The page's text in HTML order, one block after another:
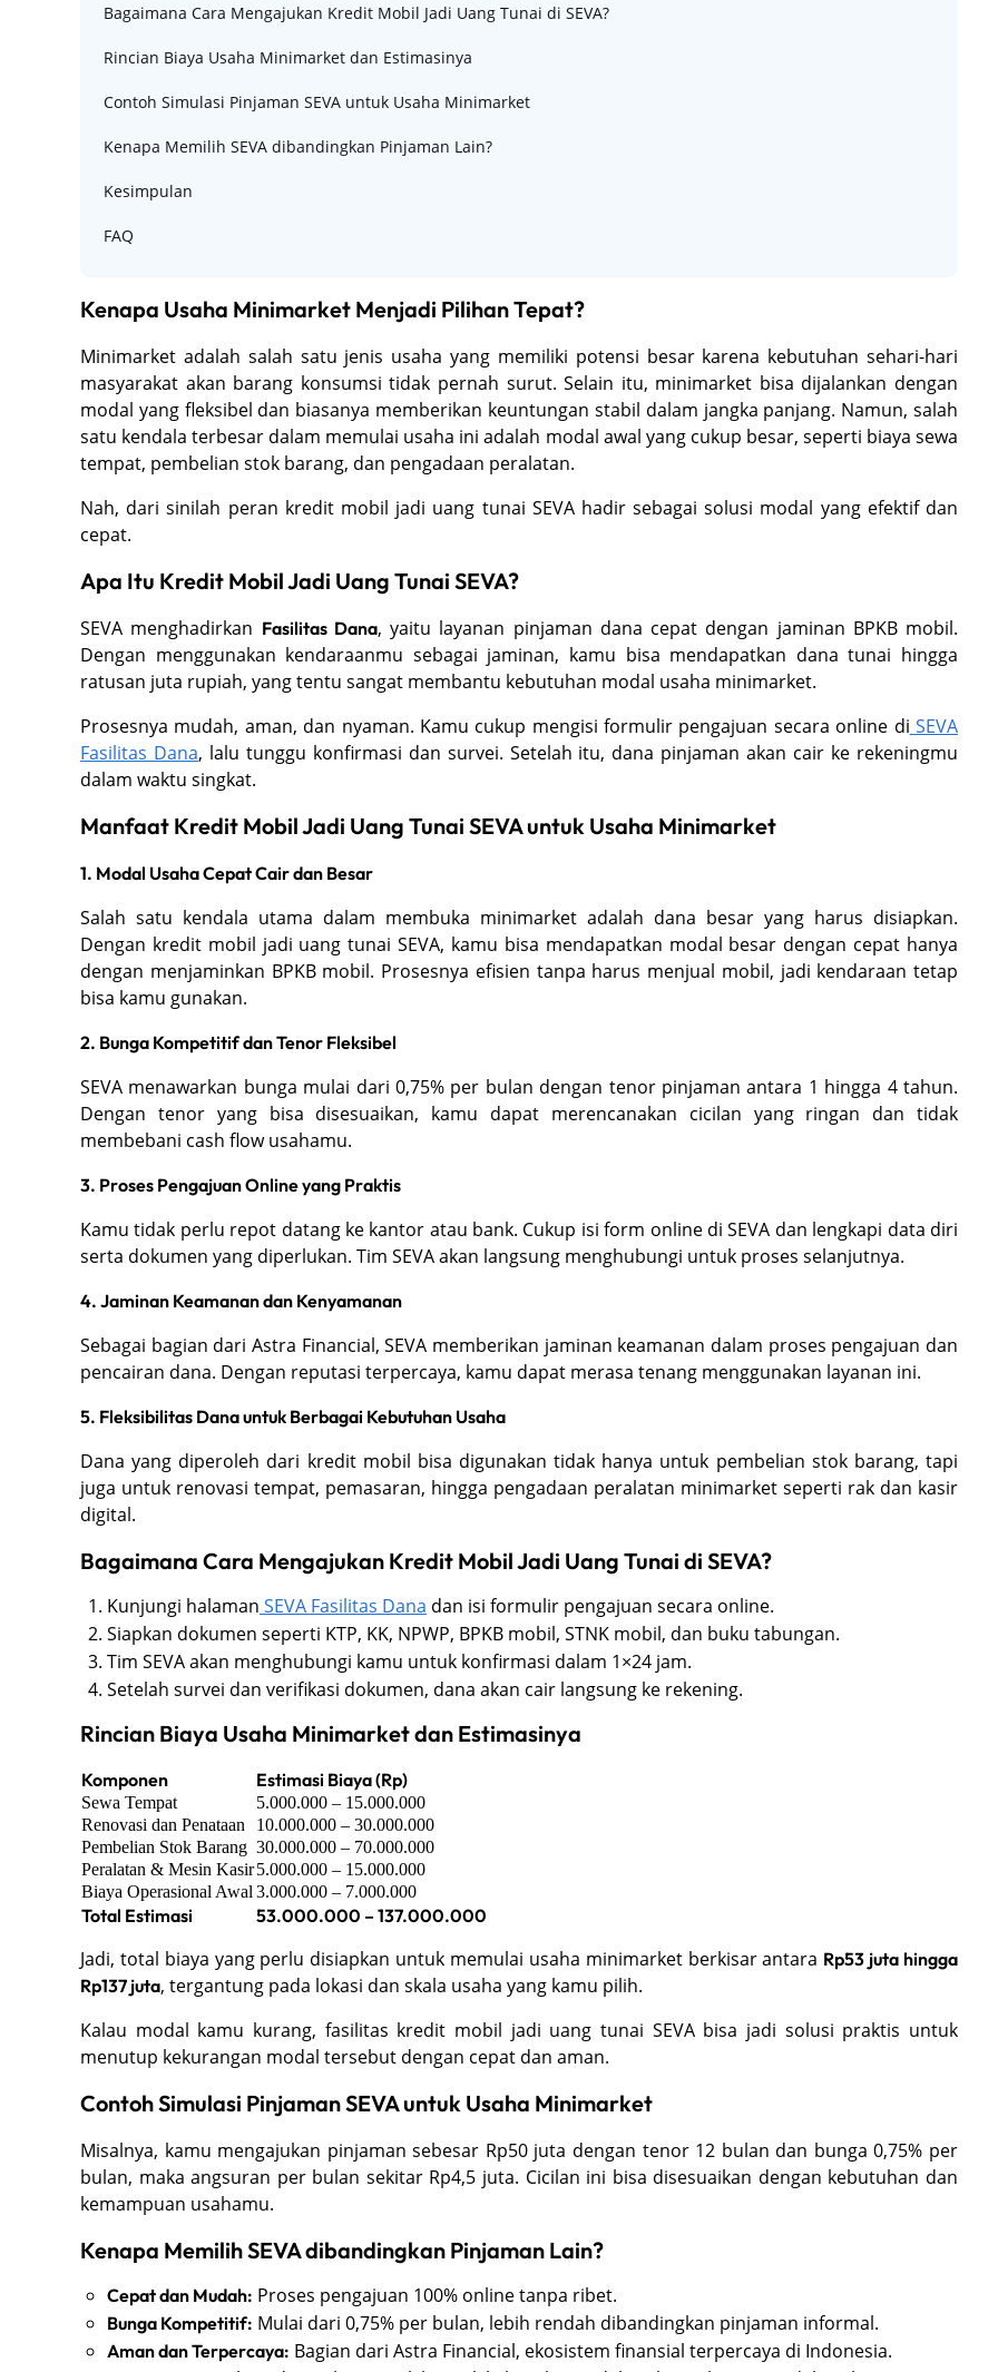
Bagaimana Cara Mengajukan Kredit Mobil Jadi Uang Tunai di SEVA?
Rincian Biaya Usaha Minimarket dan Estimasinya
Contoh Simulasi Pinjaman SEVA untuk Usaha Minimarket
Kenapa Memilih SEVA dibandingkan Pinjaman Lain?
Kesimpulan
FAQ
Kenapa Usaha Minimarket Menjadi Pilihan Tepat?
Minimarket adalah salah satu jenis usaha yang memiliki potensi besar karena kebutuhan sehari-hari
masyarakat akan barang konsumsi tidak pernah surut. Selain itu, minimarket bisa dijalankan dengan
modal yang fleksibel dan biasanya memberikan keuntungan stabil dalam jangka panjang. Namun, salah
satu kendala terbesar dalam memulai usaha ini adalah modal awal yang cukup besar, seperti biaya sewa
tempat, pembelian stok barang, dan pengadaan peralatan.
Nah, dari sinilah peran kredit mobil jadi uang tunai SEVA hadir sebagai solusi modal yang efektif dan
cepat.
Apa Itu Kredit Mobil Jadi Uang Tunai SEVA?
SEVA menghadirkan Fasilitas Dana, yaitu layanan pinjaman dana cepat dengan jaminan BPKB mobil.
Dengan menggunakan kendaraanmu sebagai jaminan, kamu bisa mendapatkan dana tunai hingga
ratusan juta rupiah, yang tentu sangat membantu kebutuhan modal usaha minimarket.
Prosesnya mudah, aman, dan nyaman. Kamu cukup mengisi formulir pengajuan secara online di SEVA
Fasilitas Dana, lalu tunggu konfirmasi dan survei. Setelah itu, dana pinjaman akan cair ke rekeningmu
dalam waktu singkat.
Manfaat Kredit Mobil Jadi Uang Tunai SEVA untuk Usaha Minimarket
1. Modal Usaha Cepat Cair dan Besar
Salah satu kendala utama dalam membuka minimarket adalah dana besar yang harus disiapkan.
Dengan kredit mobil jadi uang tunai SEVA, kamu bisa mendapatkan modal besar dengan cepat hanya
dengan menjaminkan BPKB mobil. Prosesnya efisien tanpa harus menjual mobil, jadi kendaraan tetap
bisa kamu gunakan.
2. Bunga Kompetitif dan Tenor Fleksibel
SEVA menawarkan bunga mulai dari 0,75% per bulan dengan tenor pinjaman antara 1 hingga 4 tahun.
Dengan tenor yang bisa disesuaikan, kamu dapat merencanakan cicilan yang ringan dan tidak
membebani cash flow usahamu.
3. Proses Pengajuan Online yang Praktis
Kamu tidak perlu repot datang ke kantor atau bank. Cukup isi form online di SEVA dan lengkapi data diri
serta dokumen yang diperlukan. Tim SEVA akan langsung menghubungi untuk proses selanjutnya.
4. Jaminan Keamanan dan Kenyamanan
Sebagai bagian dari Astra Financial, SEVA memberikan jaminan keamanan dalam proses pengajuan dan
pencairan dana. Dengan reputasi terpercaya, kamu dapat merasa tenang menggunakan layanan ini.
5. Fleksibilitas Dana untuk Berbagai Kebutuhan Usaha
Dana yang diperoleh dari kredit mobil bisa digunakan tidak hanya untuk pembelian stok barang, tapi
juga untuk renovasi tempat, pemasaran, hingga pengadaan peralatan minimarket seperti rak dan kasir
digital.
Bagaimana Cara Mengajukan Kredit Mobil Jadi Uang Tunai di SEVA?
Kunjungi halaman SEVA Fasilitas Dana dan isi formulir pengajuan secara online.
Siapkan dokumen seperti KTP, KK, NPWP, BPKB mobil, STNK mobil, dan buku tabungan.
Tim SEVA akan menghubungi kamu untuk konfirmasi dalam 1×24 jam.
Setelah survei dan verifikasi dokumen, dana akan cair langsung ke rekening.
Rincian Biaya Usaha Minimarket dan Estimasinya
Komponen Estimasi Biaya (Rp)
Sewa Tempat
5.000.000 – 15.000.000
Renovasi dan Penataan
10.000.000 – 30.000.000
Pembelian Stok Barang 30.000.000 – 70.000.000
Peralatan & Mesin Kasir5.000.000 – 15.000.000
Biaya Operasional Awal 3.000.000 – 7.000.000
Total Estimasi 53.000.000 – 137.000.000
Jadi, total biaya yang perlu disiapkan untuk memulai usaha minimarket berkisar antara Rp53 juta hingga
Rp137 juta, tergantung pada lokasi dan skala usaha yang kamu pilih.
Kalau modal kamu kurang, fasilitas kredit mobil jadi uang tunai SEVA bisa jadi solusi praktis untuk
menutup kekurangan modal tersebut dengan cepat dan aman.
Contoh Simulasi Pinjaman SEVA untuk Usaha Minimarket
Misalnya, kamu mengajukan pinjaman sebesar Rp50 juta dengan tenor 12 bulan dan bunga 0,75% per
bulan, maka angsuran per bulan sekitar Rp4,5 juta. Cicilan ini bisa disesuaikan dengan kebutuhan dan
kemampuan usahamu.
Kenapa Memilih SEVA dibandingkan Pinjaman Lain?
Cepat dan Mudah: Proses pengajuan 100% online tanpa ribet.
Bunga Kompetitif: Mulai dari 0,75% per bulan, lebih rendah dibandingkan pinjaman informal.
Aman dan Terpercaya: Bagian dari Astra Financial, ekosistem finansial terpercaya di Indonesia.